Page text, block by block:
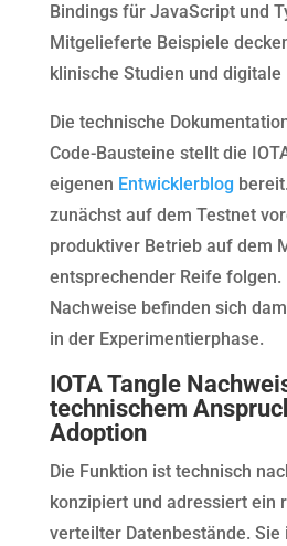
Bindings für JavaScript und
Mitgelieferte Beispiele
klinische Studien und digitale
Die technische
Code-Bausteine stellt die
eigenen Entwicklerblog
zunächst auf dem Testnet
produktiver Betrieb auf dem
entsprechender Reife folgen.
Nachweise befinden sich
in der Experimentierphase.
IOTA Tangle
technischem
Adoption
Die Funktion ist technisch
konzipiert und adressiert ein
verteilter Datenbestände.